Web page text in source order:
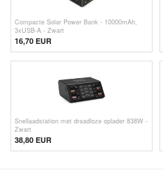
Compacte Solar Power Bank - 10000mAh,
3xUSB-A - Zwart
16,70 EUR
Snellaadstation met draadloze oplader 838W -
Zwart
38,80 EUR